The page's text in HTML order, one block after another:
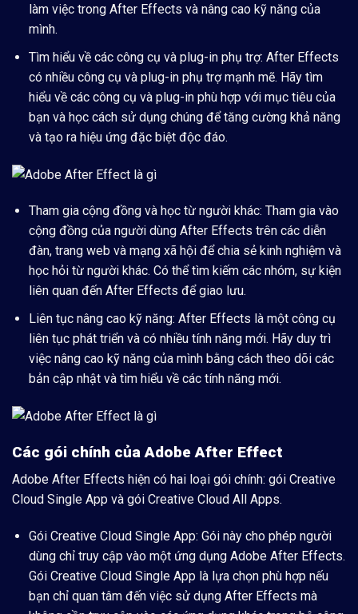
làm việc trong After Effects và nâng cao kỹ năng của
mình.
Tìm hiểu về các công cụ và plug-in phụ trợ: After Effects
có nhiều công cụ và plug-in phụ trợ mạnh mẽ. Hãy tìm
hiểu về các công cụ và plug-in phù hợp với mục tiêu của
bạn và học cách sử dụng chúng để tăng cường khả năng
và tạo ra hiệu ứng đặc biệt độc đáo.
Tham gia cộng đồng và học từ người khác: Tham gia vào
cộng đồng của người dùng After Effects trên các diễn
đàn, trang web và mạng xã hội để chia sẻ kinh nghiệm và
học hỏi từ người khác. Có thể tìm kiếm các nhóm, sự kiện
liên quan đến After Effects để giao lưu.
Liên tục nâng cao kỹ năng: After Effects là một công cụ
liên tục phát triển và có nhiều tính năng mới. Hãy duy trì
việc nâng cao kỹ năng của mình bằng cách theo dõi các
bản cập nhật và tìm hiểu về các tính năng mới.
Các gói chính của Adobe After Effect
Adobe After Effects hiện có hai loại gói chính: gói Creative
Cloud Single App và gói Creative Cloud All Apps.
Gói Creative Cloud Single App: Gói này cho phép người
dùng chỉ truy cập vào một ứng dụng Adobe After Effects.
Gói Creative Cloud Single App là lựa chọn phù hợp nếu
bạn chỉ quan tâm đến việc sử dụng After Effects mà